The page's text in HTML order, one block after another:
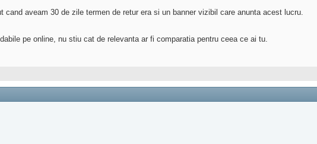
aveam 30 de zile termen de retur era si un banner vizibil care anunta acest lucru.
pe online, nu stiu cat de relevanta ar fi comparatia pentru ceea ce ai tu.